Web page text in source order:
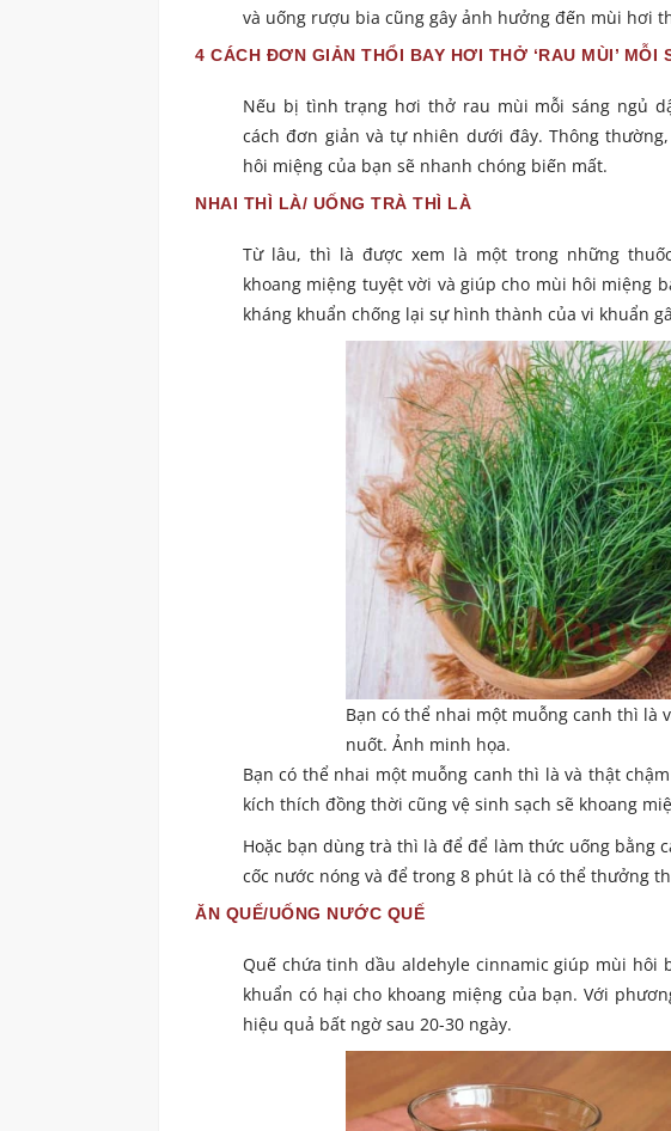
và uống rượu bia cũng gây ảnh hưởng đến mùi hơi
4 CÁCH ĐƠN GIẢN THỔI BAY HƠI THỞ ‘RAU MÙI’ MỖI
Nếu bị tình trạng hơi thở rau mùi mỗi sáng ngủ
cách đơn giản và tự nhiên dưới đây. Thông
hôi miệng của bạn sẽ nhanh chóng biến mất.
NHAI THÌ LÀ/ UỐNG TRÀ THÌ LÀ
Từ lâu, thì là được xem là một trong những
khoang miệng tuyệt vời và giúp cho mùi hôi miệng
kháng khuẩn chống lại sự hình thành của vi khuẩn
Bạn có thể nhai một muỗng canh thì là
nuốt. Ảnh minh họa.
Bạn có thể nhai một muỗng canh thì là và thật
kích thích đồng thời cũng vệ sinh sạch sẽ khoang
Hoặc bạn dùng trà thì là để để làm thức uống bằng
cốc nước nóng và để trong 8 phút là có thể thưởng
ĂN QUẾ/UỐNG NƯỚC QUẾ
Quế chứa tinh dầu aldehyle cinnamic giúp mùi hôi
khuẩn có hại cho khoang miệng của bạn. Với
hiệu quả bất ngờ sau 20-30 ngày.